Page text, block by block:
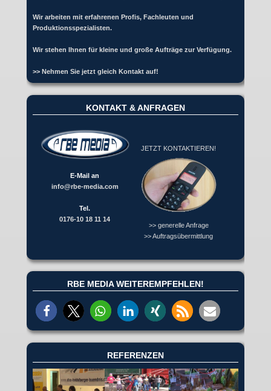
Wir arbeiten mit erfahrenen Profis, Fachleuten und
Produktionsspezialisten.
Wir stehen Ihnen für kleine und große Aufträge zur Verfügung.
>> Nehmen Sie jetzt gleich Kontakt auf!
KONTAKT & ANFRAGEN
E-Mail an
info@rbe-media.com
Tel.
0176-10 18 11 14
JETZT KONTAKTIEREN!
>> generelle Anfrage
>> Auftragsübermittlung
RBE MEDIA WEITEREMPFEHLEN!
REFERENZEN